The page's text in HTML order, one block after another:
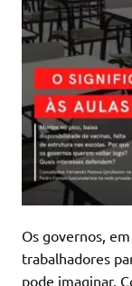
Os governos,
trabalhadores
pode imaginar.